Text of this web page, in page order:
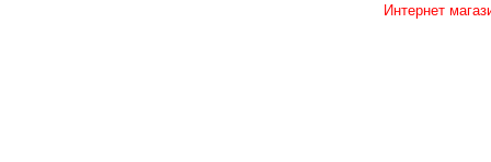
Интернет